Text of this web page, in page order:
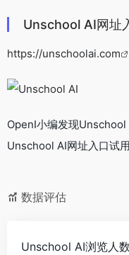
Unschool AI网址
https://unschoolai.com
OpenI小编发现Unschool
Unschool AI网址入口试用
数据评估
Unschool AI浏览人